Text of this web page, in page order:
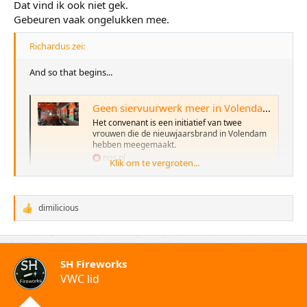
Dat vind ik ook niet gek.
Gebeuren vaak ongelukken mee.
Richardus zei:
And so that begins...
Geen siervuurwerk meer in Volendamse cafés: gemeente en horeca ondertekenen convenant
Het convenant is een initiatief van twee
vrouwen die de nieuwjaarsbrand in Volendam
hebben meegemaakt.
nos.nl
Klik om te vergroten...
W
a
a
r
d
e
r
i
n
dimilicious
SH Fireworks
VWC lid